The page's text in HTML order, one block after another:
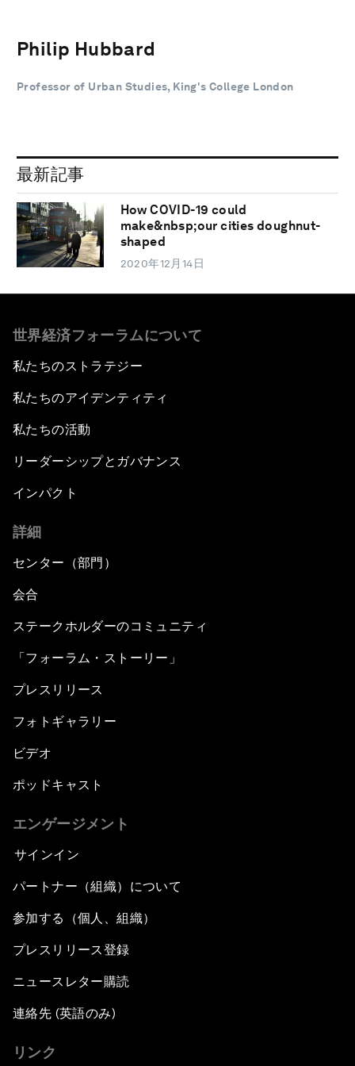
Philip Hubbard
Professor of Urban Studies, King's College London
最新記事
How COVID-19 could
make&nbsp;our cities doughnut-
shaped
2020年12月14日
世界経済フォーラムについて
私たちのストラテジー
私たちのアイデンティティ
私たちの活動
リーダーシップとガバナンス
インパクト
詳細
センター（部門）
会合
ステークホルダーのコミュニティ
「フォーラム・ストーリー」
プレスリリース
フォトギャラリー
ビデオ
ポッドキャスト
エンゲージメント
サインイン
パートナー（組織）について
参加する（個人、組織）
プレスリリース登録
ニュースレター購読
連絡先 (英語のみ)
リンク